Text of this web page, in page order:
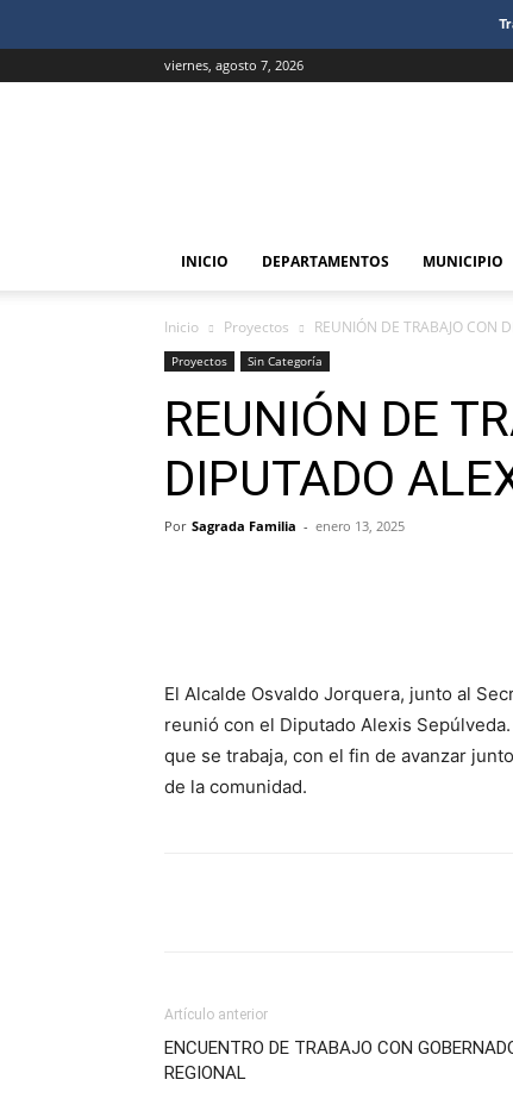
viernes, agosto 7, 2026
INICIO DEPARTAMENTOS MUNICIPIO
Inicio Proyectos REUNIÓN DE TRABAJO CON
Proyectos Sin Categoría
REUNIÓN DE
DIPUTADO
Por Sagrada Familia - enero 13, 2025
El Alcalde Osvaldo Jorquera, junto al
reunió con el Diputado Alexis
que se trabaja, con el fin de avanzar
de la comunidad.
Artículo anterior
ENCUENTRO DE TRABAJO CON
REGIONAL